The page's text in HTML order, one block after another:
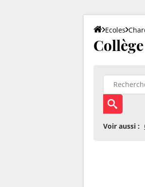
Ecoles
Voir aussi :